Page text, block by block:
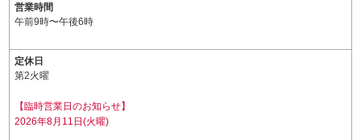
営業時間
午前9時〜午後6時
定休日
第2火曜
【臨時営業日のお知らせ】
2026年8月11日(火曜)